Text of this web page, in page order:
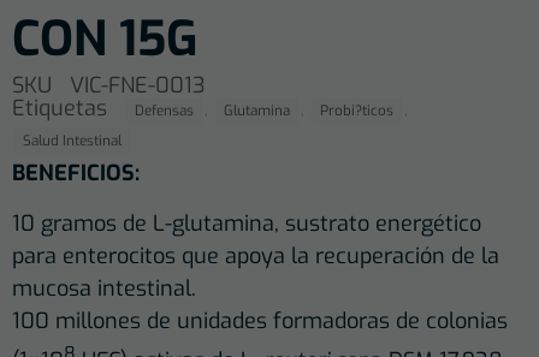
CON 15G
SKU VIC-FNE-0013
Etiquetas Defensas , Glutamina , Probi?ticos ,
Salud Intestinal
BENEFICIOS:
10 gramos de L-glutamina, sustrato energético
para enterocitos que apoya la recuperación de la
mucosa intestinal.
100 millones de unidades formadoras de colonias